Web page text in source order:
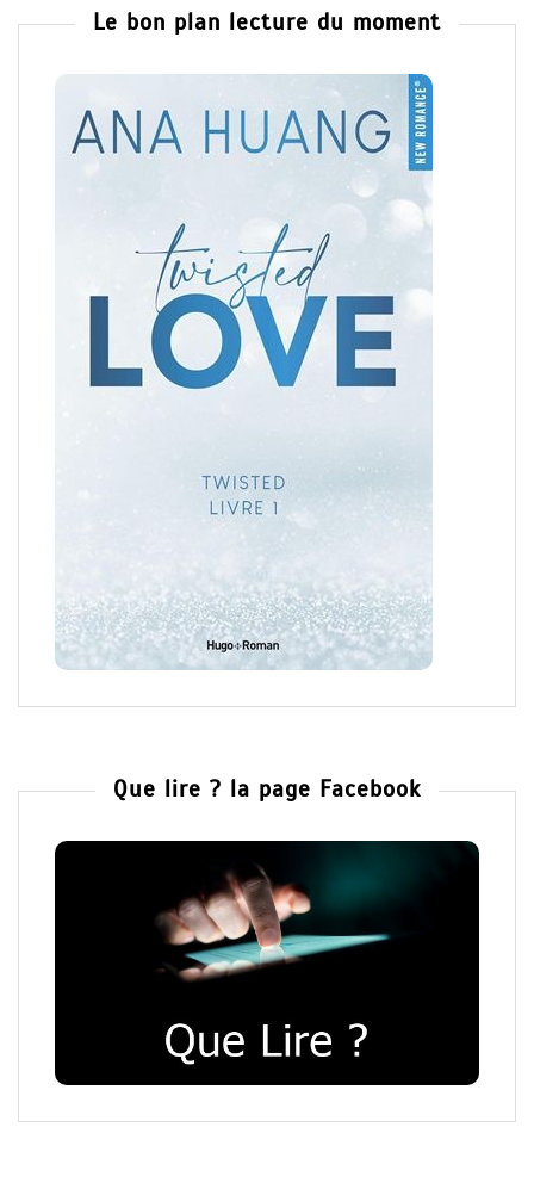
Le bon plan lecture du moment
Que lire ? la page Facebook